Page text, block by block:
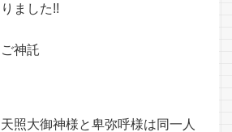
神託あり！！
りました!!
ご神託
天照大御神様と卑弥呼様は同一人